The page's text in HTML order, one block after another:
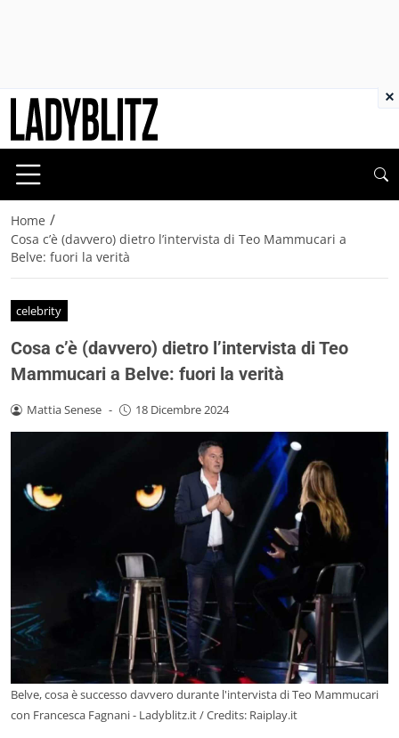
Home /
Cosa c’è (davvero) dietro l’intervista di Teo Mammucari a
Belve: fuori la verità
celebrity
Cosa c’è (davvero) dietro l’intervista di Teo
Mammucari a Belve: fuori la verità
Mattia Senese - 18 Dicembre 2024
Belve, cosa è successo davvero durante l'intervista di Teo Mammucari
con Francesca Fagnani - Ladyblitz.it / Credits: Raiplay.it
×